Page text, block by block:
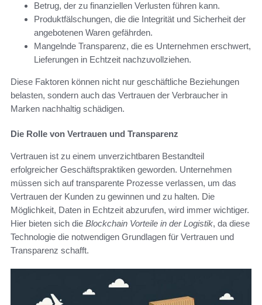
Betrug, der zu finanziellen Verlusten führen kann.
Produktfälschungen, die die Integrität und Sicherheit der
angebotenen Waren gefährden.
Mangelnde Transparenz, die es Unternehmen erschwert,
Lieferungen in Echtzeit nachzuvollziehen.
Diese Faktoren können nicht nur geschäftliche Beziehungen
belasten, sondern auch das Vertrauen der Verbraucher in
Marken nachhaltig schädigen.
Die Rolle von Vertrauen und Transparenz
Vertrauen ist zu einem unverzichtbaren Bestandteil
erfolgreicher Geschäftspraktiken geworden. Unternehmen
müssen sich auf transparente Prozesse verlassen, um das
Vertrauen der Kunden zu gewinnen und zu halten. Die
Möglichkeit, Daten in Echtzeit abzurufen, wird immer wichtiger.
Hier bieten sich die Blockchain Vorteile in der Logistik, da diese
Technologie die notwendigen Grundlagen für Vertrauen und
Transparenz schafft.